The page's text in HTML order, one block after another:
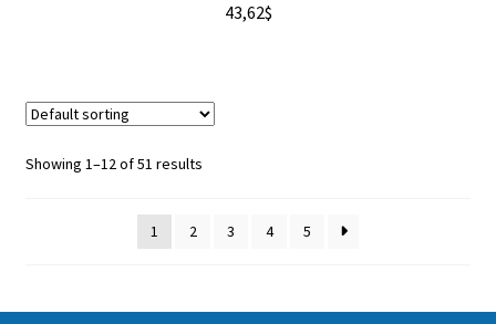
43,62$
Showing 1–12 of 51 results
1 2 3 4 5